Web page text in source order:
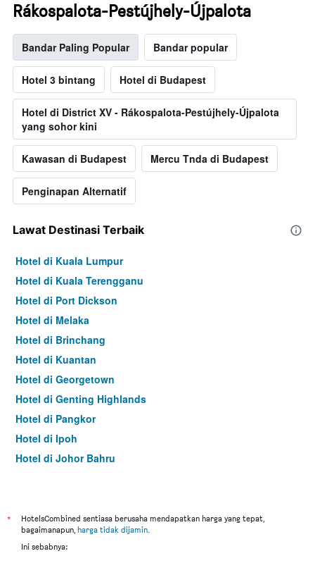
Rákospalota-Pestújhely-Újpalota
Bandar Paling Popular Bandar popular
Hotel 3 bintang Hotel di Budapest
Hotel di District XV - Rákospalota-Pestújhely-Újpalota
yang sohor kini
Kawasan di Budapest Mercu Tnda di Budapest
Penginapan Alternatif
Lawat Destinasi Terbaik
Hotel di Kuala Lumpur
Hotel di Kuala Terengganu
Hotel di Port Dickson
Hotel di Melaka
Hotel di Brinchang
Hotel di Kuantan
Hotel di Georgetown
Hotel di Genting Highlands
Hotel di Pangkor
Hotel di Ipoh
Hotel di Johor Bahru
Hotel di Kuching
Hotel di Tokyo
*
HotelsCombined sentiasa berusaha mendapatkan harga yang tepat,
bagaimanapun, harga tidak dijamin.
Ini sebabnya: